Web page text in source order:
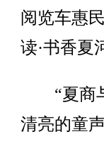
阅览车惠
读·书香夏
“夏商与
清亮的童